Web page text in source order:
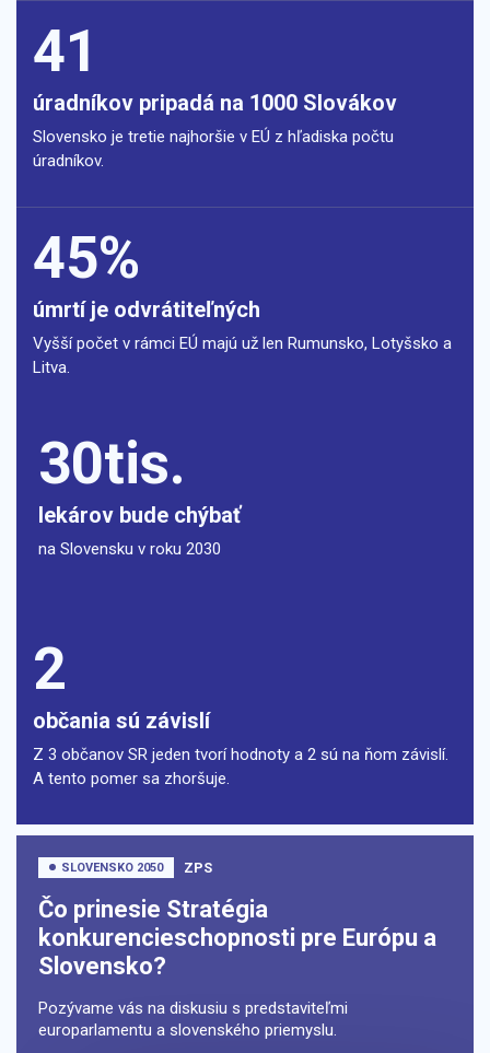
41
úradníkov pripadá na 1000 Slovákov
Slovensko je tretie najhoršie v EÚ z hľadiska počtu
úradníkov.
45%
úmrtí je odvrátiteľných
Vyšší počet v rámci EÚ majú už len Rumunsko, Lotyšsko a
Litva.
30tis.
lekárov bude chýbať
na Slovensku v roku 2030
2
občania sú závislí
Z 3 občanov SR jeden tvorí hodnoty a 2 sú na ňom závislí.
A tento pomer sa zhoršuje.
SLOVENSKO 2050 ZPS
Čo prinesie Stratégia
konkurencieschopnosti pre Európu a
Slovensko?
Pozývame vás na diskusiu s predstaviteľmi
europarlamentu a slovenského priemyslu.